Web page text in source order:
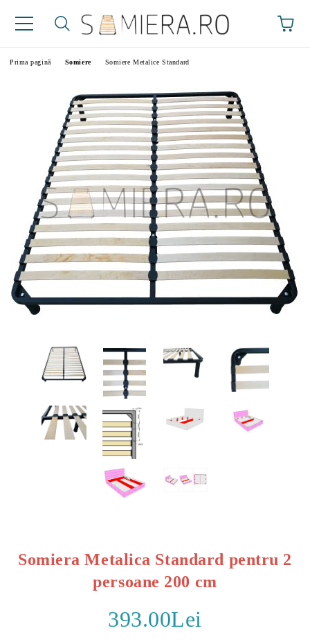
Prima pagină Somiere Somiere Metalice Standard
Somiera Metalica Standard pentru 2
persoane 200 cm
393.00Lei